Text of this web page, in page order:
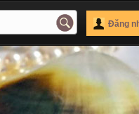
Đăng